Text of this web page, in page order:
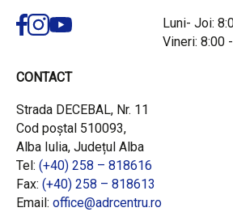
Luni- Joi:
Vineri: 8:00
CONTACT
Strada DECEBAL, Nr. 11
Cod poștal 510093,
Alba Iulia, Județul Alba
Tel: (+40) 258 – 818616
Fax: (+40) 258 – 818613
Email: office@adrcentru.ro